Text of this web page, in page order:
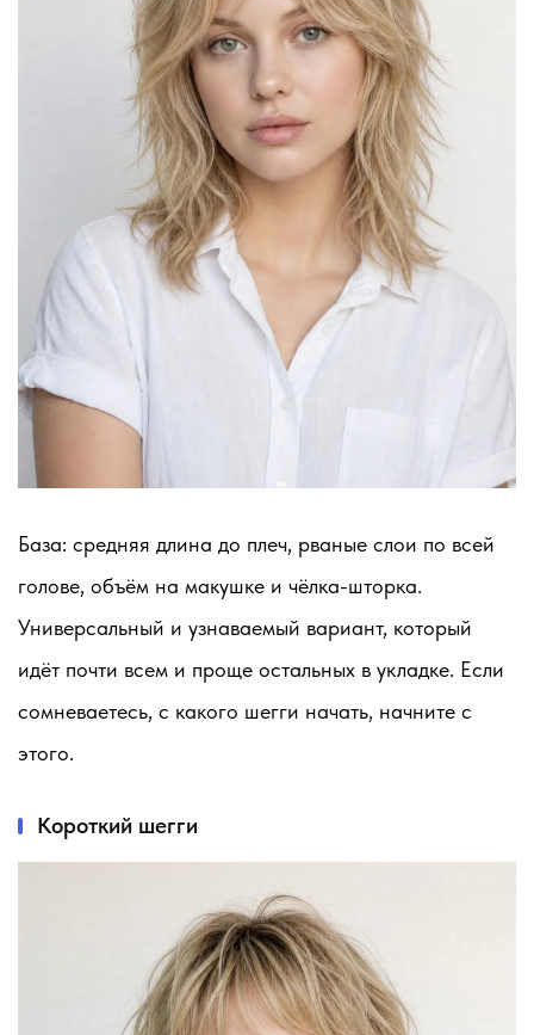
База: средняя длина до плеч, рваные слои по всей
голове, объём на макушке и чёлка-шторка.
Универсальный и узнаваемый вариант, который
идёт почти всем и проще остальных в укладке. Если
сомневаетесь, с какого шегги начать, начните с
этого.
Короткий шегги